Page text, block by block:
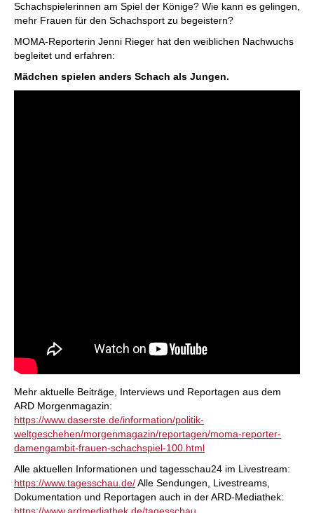
Schachspielerinnen am Spiel der Könige? Wie kann es gelingen,
mehr Frauen für den Schachsport zu begeistern?
MOMA-Reporterin Jenni Rieger hat den weiblichen Nachwuchs
begleitet und erfahren:
Mädchen spielen anders Schach als Jungen.
Mehr aktuelle Beiträge, Interviews und Reportagen aus dem
ARD Morgenmagazin:
https://www.daserste.de/information/politik-
weltgeschehen/morgenmagazin/reportagen/moma-reporter-
damengambit-frauen-schachspiel-100.html
Alle aktuellen Informationen und tagesschau24 im Livestream:
https://www.tagesschau.de/Alle Sendungen, Livestreams,
Dokumentation und Reportagen auch in der ARD-Mediathek: